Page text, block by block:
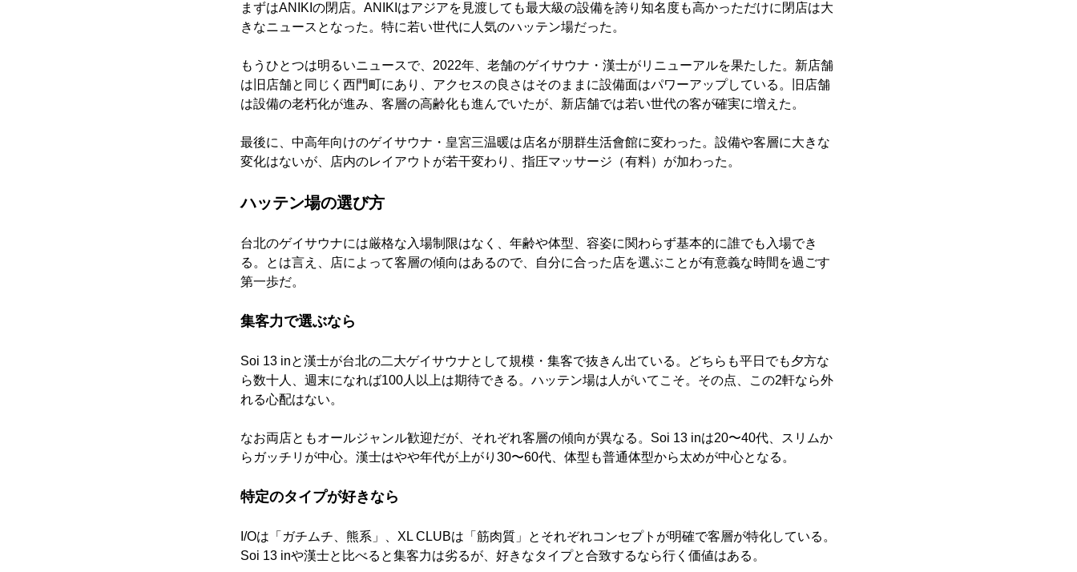
まずはANIKIの閉店。ANIKIはアジアを見渡しても最大級の設備を誇り知名度も高かっただけに閉店は大
きなニュースとなった。特に若い世代に人気のハッテン場だった。
もうひとつは明るいニュースで、2022年、老舗のゲイサウナ・漢士がリニューアルを果たした。新店舗
は旧店舗と同じく西門町にあり、アクセスの良さはそのままに設備面はパワーアップしている。旧店舗
は設備の老朽化が進み、客層の高齢化も進んでいたが、新店舗では若い世代の客が確実に増えた。
最後に、中高年向けのゲイサウナ・皇宮三温暖は店名が朋群生活會館に変わった。設備や客層に大きな
変化はないが、店内のレイアウトが若干変わり、指圧マッサージ（有料）が加わった。
ハッテン場の選び方
台北のゲイサウナには厳格な入場制限はなく、年齢や体型、容姿に関わらず基本的に誰でも入場でき
る。とは言え、店によって客層の傾向はあるので、自分に合った店を選ぶことが有意義な時間を過ごす
第一歩だ。
集客力で選ぶなら
Soi 13 inと漢士が台北の二大ゲイサウナとして規模・集客で抜きん出ている。どちらも平日でも夕方な
ら数十人、週末になれば100人以上は期待できる。ハッテン場は人がいてこそ。その点、この2軒なら外
れる心配はない。
なお両店ともオールジャンル歓迎だが、それぞれ客層の傾向が異なる。Soi 13 inは20〜40代、スリムか
らガッチリが中心。漢士はやや年代が上がり30〜60代、体型も普通体型から太めが中心となる。
特定のタイプが好きなら
I/Oは「ガチムチ、熊系」、XL CLUBは「筋肉質」とそれぞれコンセプトが明確で客層が特化している。
Soi 13 inや漢士と比べると集客力は劣るが、好きなタイプと合致するなら行く価値はある。